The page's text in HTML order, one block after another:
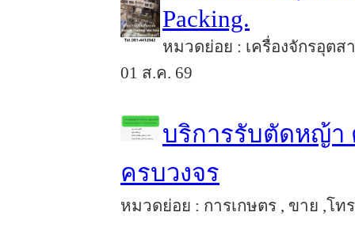
Packing.
หมวดย่อย : เครื่องจักรอุตส
01 ส.ค. 69
บริการรับตัดหญ้า
ครบวงจร
หมวดย่อย : การเกษตร , ขาย ,โท